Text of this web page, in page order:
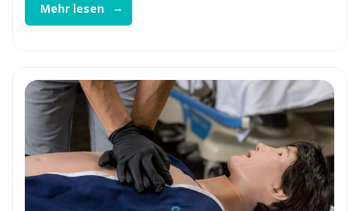
Mehr lesen